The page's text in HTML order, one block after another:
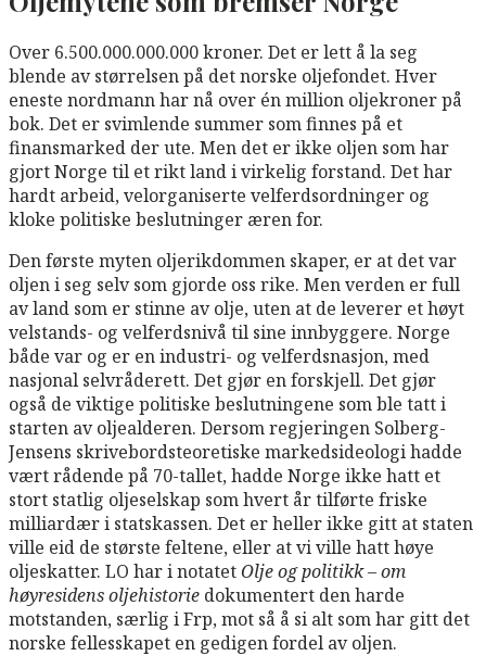
Over 6.500.000.000.000 kroner. Det er lett å la seg
blende av størrelsen på det norske oljefondet. Hver
eneste nordmann har nå over én million oljekroner på
bok. Det er svimlende summer som finnes på et
finansmarked der ute. Men det er ikke oljen som har
gjort Norge til et rikt land i virkelig forstand. Det har
hardt arbeid, velorganiserte velferdsordninger og
kloke politiske beslutninger æren for.
Den første myten oljerikdommen skaper, er at det var
oljen i seg selv som gjorde oss rike. Men verden er full
av land som er stinne av olje, uten at de leverer et høyt
velstands- og velferdsnivå til sine innbyggere. Norge
både var og er en industri- og velferdsnasjon, med
nasjonal selvråderett. Det gjør en forskjell. Det gjør
også de viktige politiske beslutningene som ble tatt i
starten av oljealderen. Dersom regjeringen Solberg-
Jensens skrivebordsteoretiske markedsideologi hadde
vært rådende på 70-tallet, hadde Norge ikke hatt et
stort statlig oljeselskap som hvert år tilførte friske
milliardær i statskassen. Det er heller ikke gitt at staten
ville eid de største feltene, eller at vi ville hatt høye
oljeskatter. LO har i notatetOlje og politikk – om
høyresidens oljehistorie dokumentert den harde
motstanden, særlig i Frp, mot så å si alt som har gitt det
norske fellesskapet en gedigen fordel av oljen.